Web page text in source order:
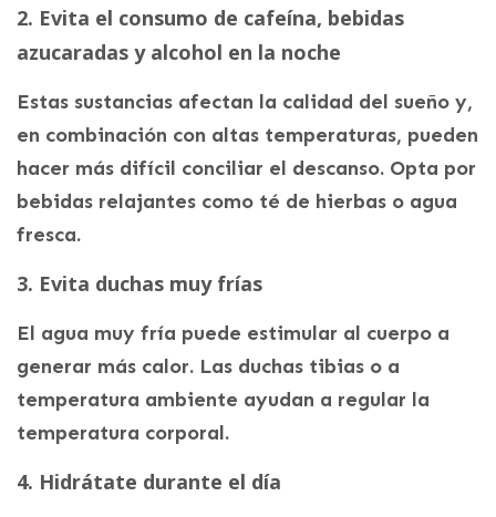
2. Evita el consumo de cafeína, bebidas
azucaradas y alcohol en la noche
Estas sustancias afectan la calidad del sueño y,
en combinación con altas temperaturas, pueden
hacer más difícil conciliar el descanso. Opta por
bebidas relajantes como té de hierbas o agua
fresca.
3. Evita duchas muy frías
El agua muy fría puede estimular al cuerpo a
generar más calor. Las duchas tibias o a
temperatura ambiente ayudan a regular la
temperatura corporal.
4. Hidrátate durante el día